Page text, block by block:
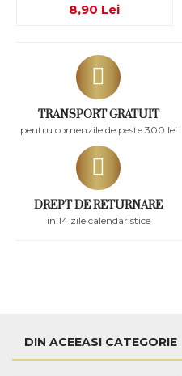
TRANSPORT GRATUIT
pentru comenzile de peste 300 lei
DREPT DE RETURNARE
in 14 zile calendaristice
8,90 Lei
DIN ACEEASI CATEGORIE